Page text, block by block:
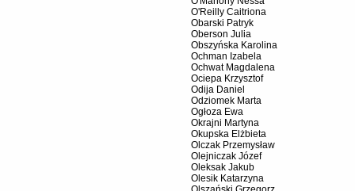
O'Reilly Caitriona
Obarski Patryk
Oberson Julia
Obszyńska Karolina
Ochman Izabela
Ochwat Magdalena
Ociepa Krzysztof
Odija Daniel
Odziomek Marta
Ogłoza Ewa
Okrajni Martyna
Okupska Elżbieta
Olczak Przemysław
Olejniczak Józef
Oleksak Jakub
Olesik Katarzyna